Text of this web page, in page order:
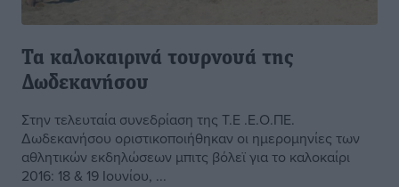
Τα καλοκαιρινά τουρνουά της
Δωδεκανήσου
Στην τελευταία συνεδρίαση της Τ.Ε .Ε.Ο.ΠΕ.
Δωδεκανήσου οριστικοποιήθηκαν οι ημερομηνίες των
αθλητικών εκδηλώσεων μπιτς βόλεϊ για το καλοκαίρι
2016: 18 & 19 Ιουνίου, ...